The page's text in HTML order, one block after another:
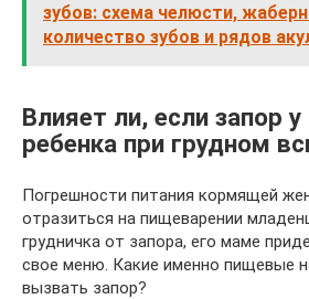
зубов: схема челюсти,
количество зубов и рядов
Влияет ли, если запор
ребенка при грудном
Погрешности питания кормящей
отразиться на пищеварении
грудничка от запора, его маме
свое меню. Какие именно пищевые
вызвать запор?